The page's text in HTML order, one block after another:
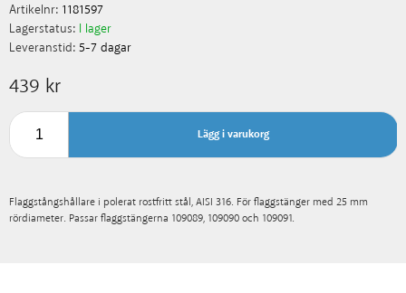
Artikelnr: 1181597
Lagerstatus: I lager
Leveranstid: 5-7 dagar
439 kr
Lägg i varukorg
Flaggstångshållare i polerat rostfritt stål, AISI 316. För flaggstänger med 25 mm
rördiameter. Passar flaggstängerna 109089, 109090 och 109091.